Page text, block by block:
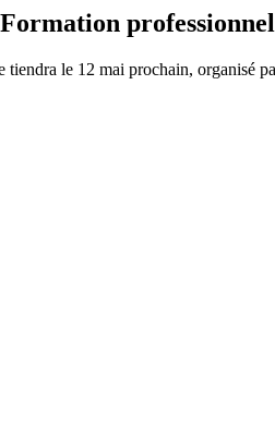
le 12 mai prochain, organisé